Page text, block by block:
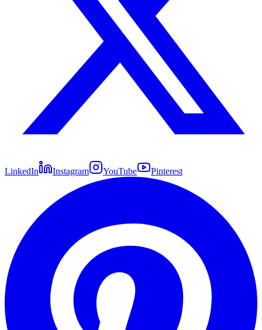
LinkedIn Instagram YouTube Pinterest